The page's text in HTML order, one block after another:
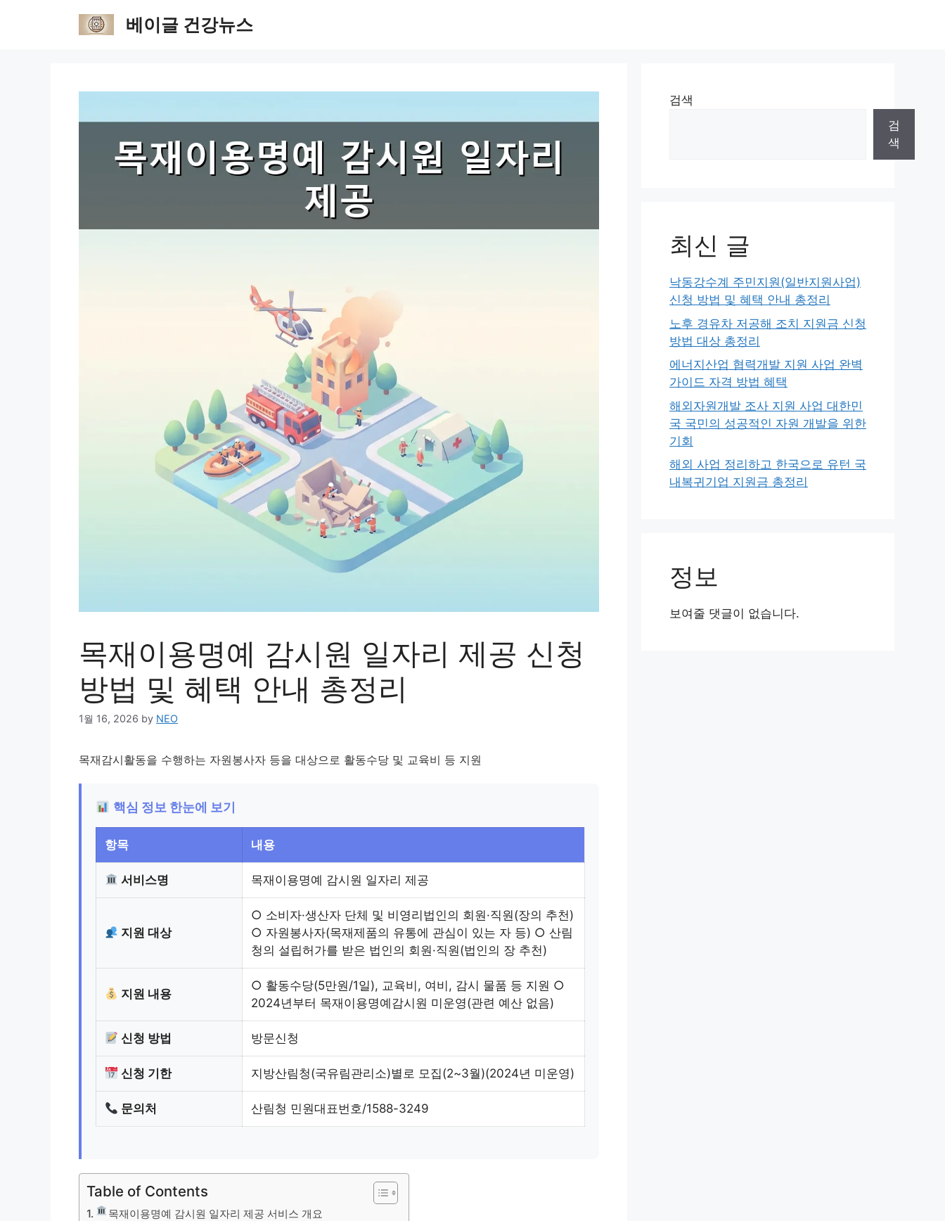
베이글 건강뉴스
목재이용명예 감시원 일자리 제공 신청
방법 및 혜택 안내 총정리
1월 16, 2026 by NEO
목재감시활동을 수행하는 자원봉사자 등을 대상으로 활동수당 및 교육비 등 지원
핵심 정보 한눈에 보기
항목 내용
서비스명 목재이용명예 감시원 일자리 제공
지원 대상
○ 소비자·생산자 단체 및 비영리법인의 회원·직원(장의 추천)
○ 자원봉사자(목재제품의 유통에 관심이 있는 자 등) ○ 산림
청의 설립허가를 받은 법인의 회원·직원(법인의 장 추천)
지원 내용
○ 활동수당(5만원/1일), 교육비, 여비, 감시 물품 등 지원 ○
2024년부터 목재이용명예감시원 미운영(관련 예산 없음)
신청 방법 방문신청
신청 기한 지방산림청(국유림관리소)별로 모집(2~3월)(2024년 미운영)
문의처 산림청 민원대표번호/1588-3249
Table of Contents
목재이용명예 감시원 일자리 제공 서비스 개요
검색
검
색
최신 글
낙동강수계 주민지원(일반지원사업)
신청 방법 및 혜택 안내 총정리
노후 경유차 저공해 조치 지원금 신청
방법 대상 총정리
에너지산업 협력개발 지원 사업 완벽
가이드 자격 방법 혜택
해외자원개발 조사 지원 사업 대한민
국 국민의 성공적인 자원 개발을 위한
기회
해외 사업 정리하고 한국으로 유턴 국
내복귀기업 지원금 총정리
정보
보여줄 댓글이 없습니다.